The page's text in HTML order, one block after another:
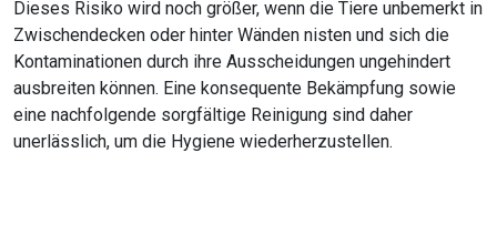
Dieses Risiko wird noch größer, wenn die Tiere unbemerkt in
Zwischendecken oder hinter Wänden nisten und sich die
Kontaminationen durch ihre Ausscheidungen ungehindert
ausbreiten können. Eine konsequente Bekämpfung sowie
eine nachfolgende sorgfältige Reinigung sind daher
unerlässlich, um die Hygiene wiederherzustellen.